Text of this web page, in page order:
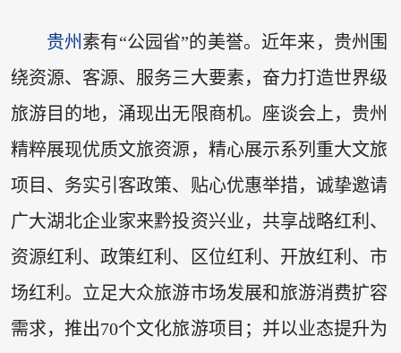
贵州 素有“公园省”的美誉。近年来，贵州围
绕资源、客源、服务三大要素，奋力打造世界级
旅游目的地，涌现出无限商机。座谈会上，贵州
精粹展现优质文旅资源，精心展示系列重大文旅
项目、务实引客政策、贴心优惠举措，诚挚邀请
广大湖北企业家来黔投资兴业，共享战略红利、
资源红利、政策红利、区位红利、开放红利、市
场红利。立足大众旅游市场发展和旅游消费扩容
需求，推出70个文化旅游项目；并以业态提升为